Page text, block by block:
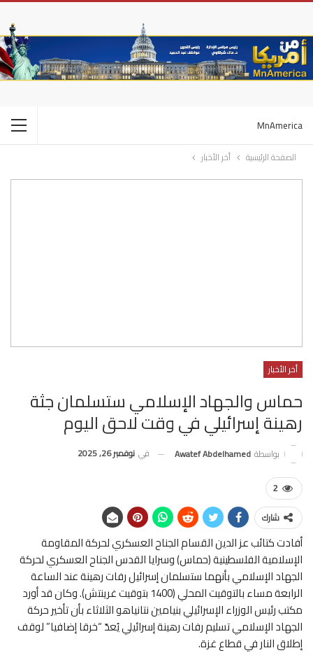
MnAmerica
الصفحة الرئيسية أخر الأخبار
أخر الأخبار
حماس والجهاد الإسلامي ستسلمان جثة
رهينة إسرائيلي في وقت لاحق اليوم
بواسطة Awatef Abdelhamed في نوفمبر 26, 2025
2
شارك
أفادت كتائب عز الدين القسام الجناح العسكري لحركة المقاومة
الإسلامية الفلسطينية (حماس) وسرايا القدس الجناح العسكري لحركة
الجهاد الإسلامي بأنهما ستسلمان إسرائيل رفات رهينة عند الساعة
الرابعة مساء بالتوقيت المحلي (1400 بتوقيت غرينتش). وكان قد أورد
مكتب رئيس الوزراء الإسرائيلي بنيامين نتانياهو الثلاثاء بأن تأخير حركة
الجهاد الإسلامي تسليم رفات رهينة إسرائيلي يُعدّ “خرقا إضافيا” لوقف
إطلاق النار في قطاع غزة.